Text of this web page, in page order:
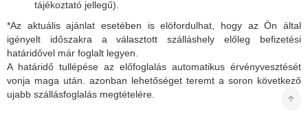
tájékoztató jellegű).
*Az aktuális ajánlat esetében is elöfordulhat, hogy az Ön által
igényelt időszakra a választott szálláshely előleg befizetési
határidővel már foglalt legyen.
A határidő tullépése az előfoglalás automatikus érvényvesztését
vonja maga után. azonban lehetőséget teremt a soron következő
ujabb szállásfoglalás megtételére.